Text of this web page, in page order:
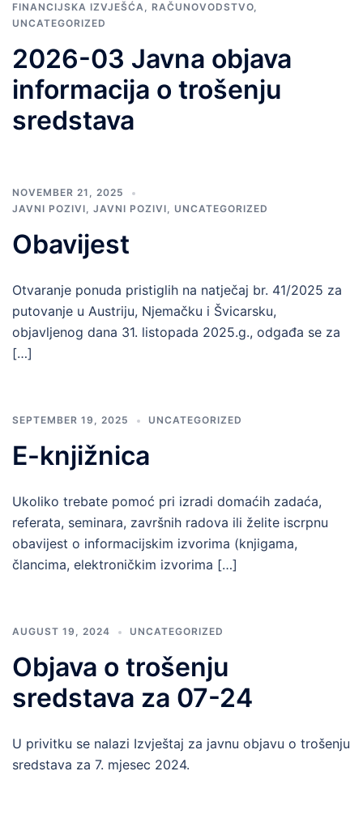
FINANCIJSKA IZVJEŠĆA, RAČUNOVODSTVO,
UNCATEGORIZED
2026-03 Javna objava
informacija o trošenju
sredstava
NOVEMBER 21, 2025
JAVNI POZIVI, JAVNI POZIVI, UNCATEGORIZED
Obavijest
Otvaranje ponuda pristiglih na natječaj br. 41/2025 za
putovanje u Austriju, Njemačku i Švicarsku,
objavljenog dana 31. listopada 2025.g., odgađa se za
[…]
SEPTEMBER 19, 2025 UNCATEGORIZED
E-knjižnica
Ukoliko trebate pomoć pri izradi domaćih zadaća,
referata, seminara, završnih radova ili želite iscrpnu
obavijest o informacijskim izvorima (knjigama,
člancima, elektroničkim izvorima […]
AUGUST 19, 2024 UNCATEGORIZED
Objava o trošenju
sredstava za 07-24
U privitku se nalazi Izvještaj za javnu objavu o trošenju
sredstava za 7. mjesec 2024.